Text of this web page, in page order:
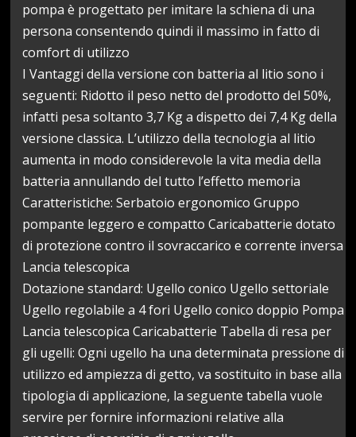
pompa è progettato per imitare la schiena di una
persona consentendo quindi il massimo in fatto di
comfort di utilizzo
I Vantaggi della versione con batteria al litio sono i
seguenti: Ridotto il peso netto del prodotto del 50%,
infatti pesa soltanto 3,7 Kg a dispetto dei 7,4 Kg della
versione classica. L’utilizzo della tecnologia al litio
aumenta in modo considerevole la vita media della
batteria annullando del tutto l’effetto memoria
Caratteristiche: Serbatoio ergonomico Gruppo
pompante leggero e compatto Caricabatterie dotato
di protezione contro il sovraccarico e corrente inversa
Lancia telescopica
Dotazione standard: Ugello conico Ugello settoriale
Ugello regolabile a 4 fori Ugello conico doppio Pompa
Lancia telescopica Caricabatterie Tabella di resa per
gli ugelli: Ogni ugello ha una determinata pressione di
utilizzo ed ampiezza di getto, va sostituito in base alla
tipologia di applicazione, la seguente tabella vuole
servire per fornire informazioni relative alla